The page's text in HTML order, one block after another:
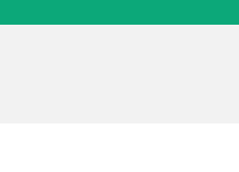
事業情報